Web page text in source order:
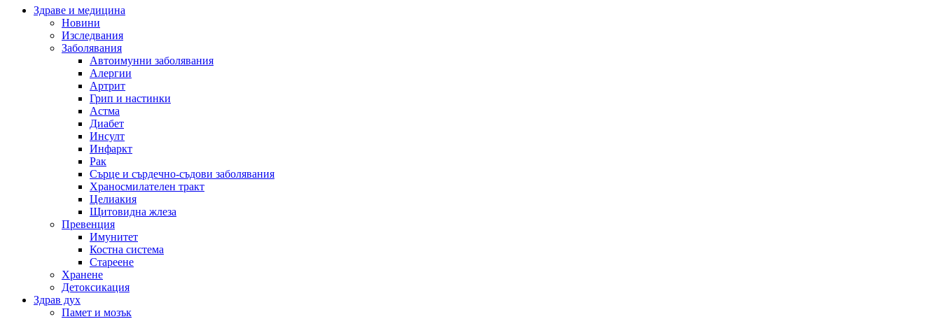
Здраве и медицина
Новини
Изследвания
Заболявания
Автоимунни заболявания
Алергии
Артрит
Грип и настинки
Астма
Диабет
Инсулт
Инфаркт
Рак
Сърце и сърдечно-съдови заболявания
Храносмилателен тракт
Целиакия
Щитовидна жлеза
Превенция
Имунитет
Костна система
Стареене
Хранене
Детоксикация
Здрав дух
Памет и мозък